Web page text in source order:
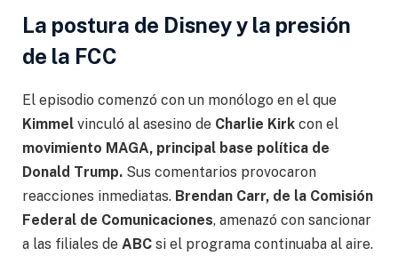
La postura de Disney y la presión
de la FCC
El episodio comenzó con un monólogo en el que
Kimmel vinculó al asesino de Charlie Kirk con el
movimiento MAGA, principal base política de
Donald Trump. Sus comentarios provocaron
reacciones inmediatas. Brendan Carr, de la Comisión
Federal de Comunicaciones, amenazó con sancionar
a las filiales de ABC si el programa continuaba al aire.